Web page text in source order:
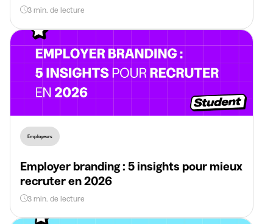
3 min. de lecture
Employeurs
Employer branding : 5 insights pour mieux
recruter en 2026
3 min. de lecture